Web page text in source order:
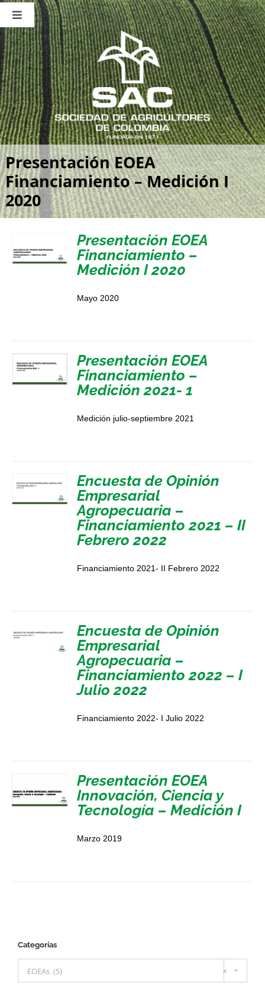
Saltar
contenido
Toggle
Navigation
Nosotros
Publicaciones
Sala de Prensa
Eventos
Presentación EOEA
Financiamiento – Medición I
2020
Presentación EOEA
Financiamiento –
Medición I 2020
Mayo 2020
Presentación EOEA
Financiamiento –
Medición 2021- 1
Medición julio-septiembre 2021
Encuesta de Opinión
Empresarial
Agropecuaria –
Financiamiento 2021 – II
Febrero 2022
Financiamiento 2021- II Febrero 2022
Encuesta de Opinión
Empresarial
Agropecuaria –
Financiamiento 2022 – I
Julio 2022
Financiamiento 2022- I Julio 2022
Presentación EOEA
Innovación, Ciencia y
Tecnología – Medición I
Marzo 2019
Categorías
×
EOEAs (5)